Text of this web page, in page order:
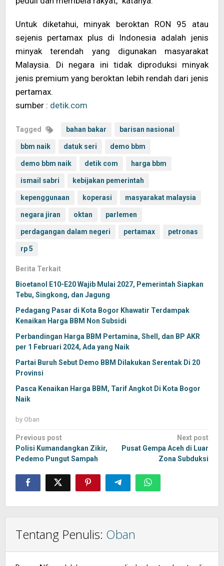
Untuk diketahui, minyak beroktan RON 95 atau
sejenis pertamax plus di Indonesia adalah jenis
minyak terendah yang digunakan masyarakat
Malaysia. Di negara ini tidak diproduksi minyak
jenis premium yang beroktan lebih rendah dari jenis
pertamax.
sumber : detik.com
Tagged bahan bakar barisan nasional
bbm naik datuk seri demo bbm
demo bbm naik detik com harga bbm
ismail sabri kebijakan pemerintah
kepenggunaan koperasi masyarakat malaysia
negara jiran oktan parlemen
perdagangan dalam negeri pertamax petronas
rp 5
Berita Terkait
Bioetanol E10-E20 Wajib Mulai 2027, Pemerintah Siapkan
Tebu, Singkong, dan Jagung
Pedagang Pasar di Kota Bogor Khawatir Terdampak
Kenaikan Harga BBM Non Subsidi
Perbandingan Harga BBM Pertamina, Shell, dan BP AKR
per 1 Februari 2024, Ada yang Naik
Partai Buruh Sebut Demo BBM Dilakukan Serentak Di 20
Provinsi
Pasca Kenaikan Harga BBM, Tarif Angkot Di Kota Bogor
Naik
by Oban
Post
navigation
Previous post
Polisi Kumandangkan Zikir,
Pedemo Pungut Sampah
Next post
Pusat Gempa Aceh di Luar
Zona Subduksi
Tentang Penulis: Oban